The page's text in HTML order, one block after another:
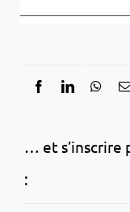
… et s’inscrire
: